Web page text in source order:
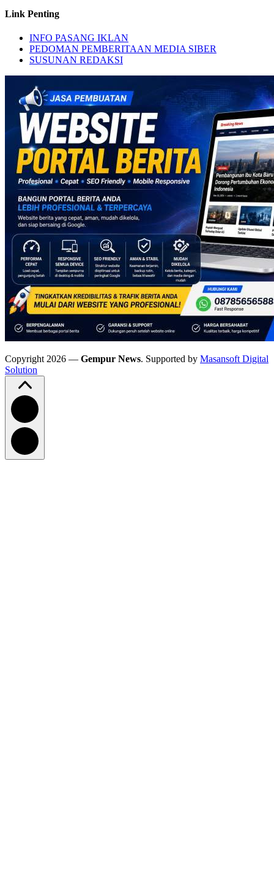
Link Penting
INFO PASANG IKLAN
PEDOMAN PEMBERITAAN MEDIA SIBER
SUSUNAN REDAKSI
Copyright 2026 — Gempur News. Supported by Masansoft Digital
Solution